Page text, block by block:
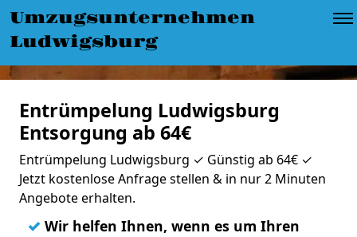
Umzugsunternehmen
Ludwigsburg
Entrümpelung Ludwigsburg
Entsorgung ab 64€
Entrümpelung Ludwigsburg ✓ Günstig ab 64€ ✓
Jetzt kostenlose Anfrage stellen & in nur 2 Minuten
Angebote erhalten.
✓ Wir helfen Ihnen, wenn es um Ihren